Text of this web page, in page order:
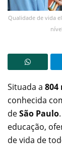
Qualidade de vida
Situada a 804
conhecida
deSão Paulo
educação,
de vida de